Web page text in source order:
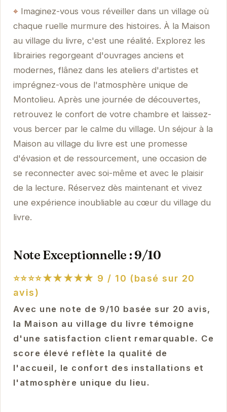
Imaginez-vous vous réveiller dans un village où
chaque ruelle murmure des histoires. À la Maison
au village du livre, c'est une réalité. Explorez les
librairies regorgeant d'ouvrages anciens et
modernes, flânez dans les ateliers d'artistes et
imprégnez-vous de l'atmosphère unique de
Montolieu. Après une journée de découvertes,
retrouvez le confort de votre chambre et laissez-
vous bercer par le calme du village. Un séjour à la
Maison au village du livre est une promesse
d'évasion et de ressourcement, une occasion de
se reconnecter avec soi-même et avec le plaisir
de la lecture. Réservez dès maintenant et vivez
une expérience inoubliable au cœur du village du
livre.
Note Exceptionnelle : 9/10
⭐⭐⭐⭐★★★★★ 9 / 10 (basé sur 20
avis)
Avec une note de 9/10 basée sur 20 avis,
la Maison au village du livre témoigne
d'une satisfaction client remarquable. Ce
score élevé reflète la qualité de
l'accueil, le confort des installations et
l'atmosphère unique du lieu.